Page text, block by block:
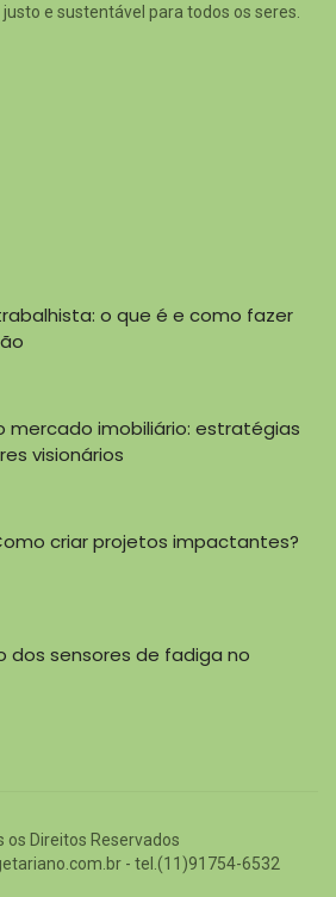
e sustentável para todos os seres.
o que é e como fazer
mercado imobiliário: estratégias
visionários
criar projetos impactantes?
dos sensores de fadiga no
os Direitos Reservados
- tel.(11)91754-6532